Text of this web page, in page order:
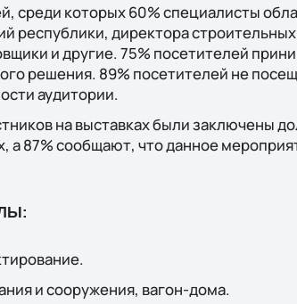
среди которых 60% специалисты
республики, директора
и другие. 75% посетителей
решения. 89% посетителей не
аудитории.
на выставках были заключены
а 87% сообщают, что данное
и сооружения, вагон-дома.